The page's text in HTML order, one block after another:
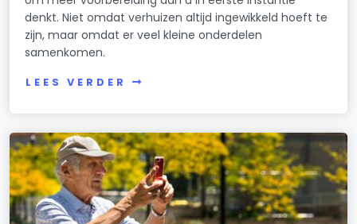
denkt. Niet omdat verhuizen altijd ingewikkeld hoeft te
zijn, maar omdat er veel kleine onderdelen
samenkomen.
LEES VERDER